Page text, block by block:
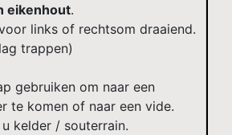
eikenhout.
links of rechtsom draaiend.
trappen)
gebruiken om naar een
te komen of naar een vide.
kelder / souterrain.